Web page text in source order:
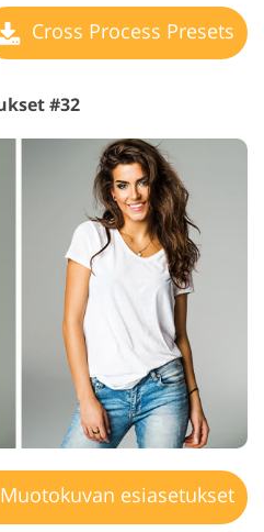
Cross Process Presets
#32
Muotokuvan esiasetukset